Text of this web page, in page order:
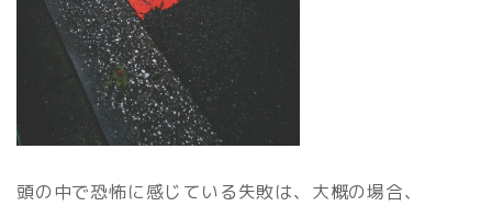
頭の中で恐怖に感じている失敗は、大概の場合、